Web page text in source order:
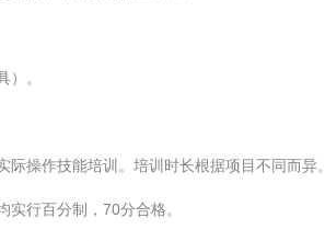
。
操作技能培训。培训时长根据项目不同而异。
实行百分制，70分合格。